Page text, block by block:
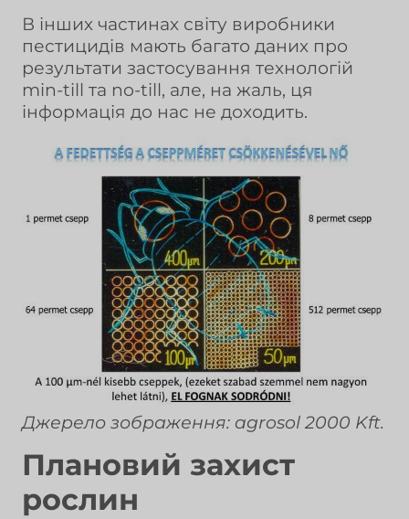
В інших частинах світу виробники
пестицидів мають багато даних про
результати застосування технологій
min-till та no-till, але, на жаль, ця
інформація до нас не доходить.
Джерело зображення: agrosol 2000 Kft.
Плановий захист
рослин